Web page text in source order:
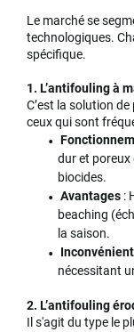
Le marché se
technologiques.
spécifique.
1. L’antifouling à
C’est la solution
ceux qui sont
dur et
biocides.
Avantages :
beaching
la saison.
nécessitant
2. L’antifouling
Il s'agit du type le